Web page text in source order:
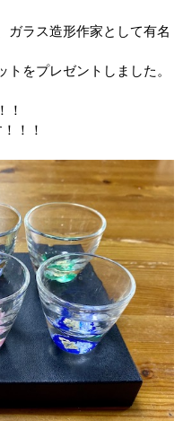
ガラス造形作家として有名
をプレゼントしました。
！
！！